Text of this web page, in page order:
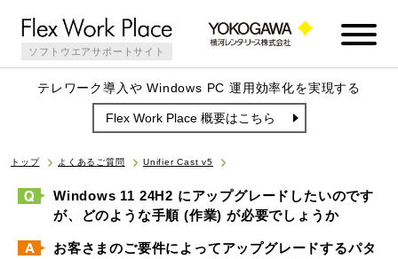
ソフトウエアサポートサイト
テレワーク導入や Windows PC 運用効率化を実現する
Flex Work Place 概要はこちら
トップ よくあるご質問 Unifier Cast v5
Windows 11 24H2 にアップグレードしたいのです
が、どのような手順 (作業) が必要でしょうか
お客さまのご要件によってアップグレードするパタ